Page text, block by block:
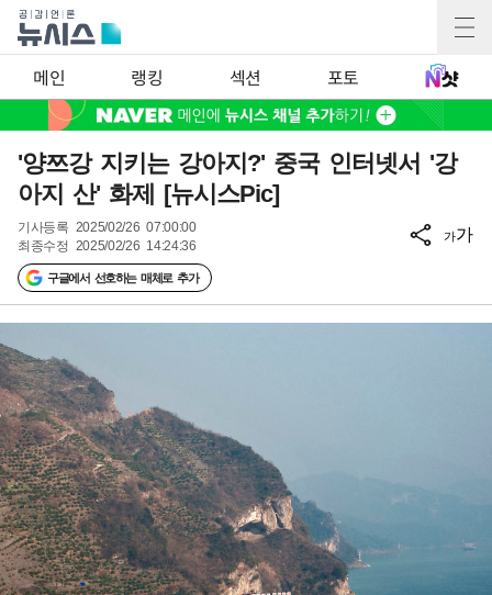
메인 랭킹 섹션 포토
'양쯔강 지키는 강아지?' 중국 인터넷서 '강
아지 산' 화제 [뉴시스Pic]
기사등록 2025/02/26 07:00:00
최종수정 2025/02/26 14:24:36
구글에서 선호하는 매체로 추가
가가